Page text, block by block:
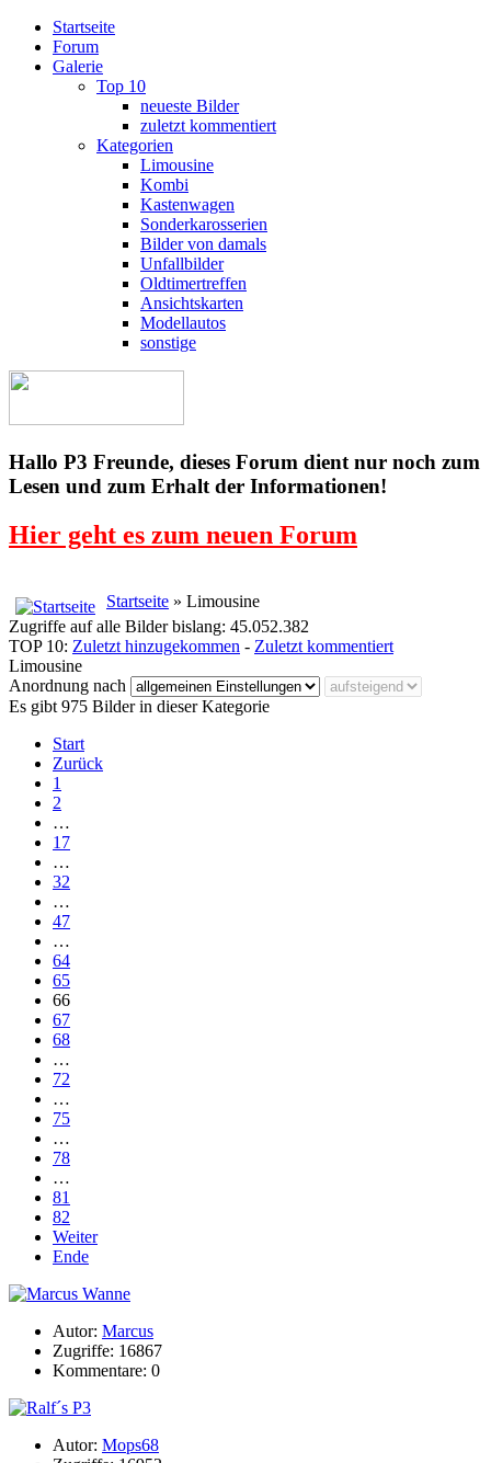
Startseite
Forum
Galerie
Top 10
neueste Bilder
zuletzt kommentiert
Kategorien
Limousine
Kombi
Kastenwagen
Sonderkarosserien
Bilder von damals
Unfallbilder
Oldtimertreffen
Ansichtskarten
Modellautos
sonstige
Hallo P3 Freunde, dieses Forum dient nur noch zum
Lesen und zum Erhalt der Informationen!
Hier geht es zum neuen Forum
Startseite » Limousine
Zugriffe auf alle Bilder bislang: 45.052.382
TOP 10: Zuletzt hinzugekommen - Zuletzt kommentiert
Limousine
Anordnung nach
Es gibt 975 Bilder in dieser Kategorie
Start
Zurück
1
2
…
17
…
32
…
47
…
64
65
66
67
68
…
72
…
75
…
78
…
81
82
Weiter
Ende
Autor: Marcus
Zugriffe: 16867
Kommentare: 0
Autor: Mops68